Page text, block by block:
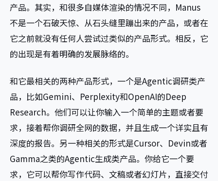
产品。其实，和很多自媒体渲染的情况不同，Manus
不是一个石破天惊、从石头缝里蹦出来的产品，或者在
它之前就没有任何人尝试过类似的产品形式。相反，它
的出现是有着明确的发展脉络的。
和它最相关的两种产品形式，一个是Agentic调研类产
品，比如Gemini、Perplexity和OpenAI的Deep
Research。他们可以让你输入一个简单的主题或者要
求，接着帮你调研全网的数据，并且生成一个详实且有
深度的报告。另一种相关的形式是Cursor、Devin或者
Gamma之类的Agentic生成类产品。你给它一个要
求，它可以帮你写作代码、文稿或者幻灯片，直接交付